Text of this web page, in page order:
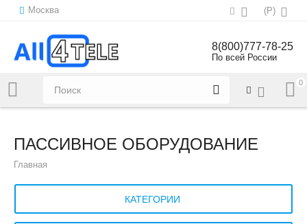
Москва (Р)
Напишите нам:sales@all4tele.com
8(800)777-78-25
По всей России
0
ПАССИВНОЕ ОБОРУДОВАНИЕ
Главная
КАТЕГОРИИ